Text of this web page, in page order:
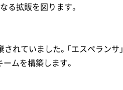
る拡販を図ります。
れていました。「エスペランサ」
ムを構築します。